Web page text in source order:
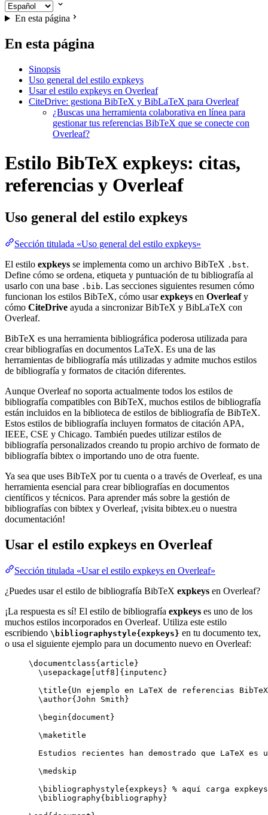
En esta página
En esta página
Sinopsis
Uso general del estilo expkeys
Usar el estilo expkeys en Overleaf
CiteDrive: gestiona BibTeX y BibLaTeX para Overleaf
¿Buscas una herramienta colaborativa en línea para
gestionar tus referencias BibTeX que se conecte con
Overleaf?
Estilo BibTeX expkeys: citas,
referencias y Overleaf
Uso general del estilo expkeys
Sección titulada «Uso general del estilo expkeys»
El estilo expkeys se implementa como un archivo BibTeX .bst.
Define cómo se ordena, etiqueta y puntuación de tu bibliografía al
usarlo con una base .bib. Las secciones siguientes resumen cómo
funcionan los estilos BibTeX, cómo usarexpkeys en Overleafy
cómo CiteDrive ayuda a sincronizar BibTeX y BibLaTeX con
Overleaf.
BibTeX es una herramienta bibliográfica poderosa utilizada para
crear bibliografías en documentos LaTeX. Es una de las
herramientas de bibliografía más utilizadas y admite muchos estilos
de bibliografía y formatos de citación diferentes.
Aunque Overleaf no soporta actualmente todos los estilos de
bibliografía compatibles con BibTeX, muchos estilos de bibliografía
están incluidos en la biblioteca de estilos de bibliografía de BibTeX.
Estos estilos de bibliografía incluyen formatos de citación APA,
IEEE, CSE y Chicago. También puedes utilizar estilos de
bibliografía personalizados creando tu propio archivo de formato de
bibliografía bibtex o importando uno de otra fuente.
Ya sea que uses BibTeX por tu cuenta o a través de Overleaf, es una
herramienta esencial para crear bibliografías en documentos
científicos y técnicos. Para aprender más sobre la gestión de
bibliografías con bibtex y Overleaf, ¡visita bibtex.eu o nuestra
documentación!
Usar el estilo expkeys en Overleaf
Sección titulada «Usar el estilo expkeys en Overleaf»
¿Puedes usar el estilo de bibliografía BibTeX expkeys en Overleaf?
¡La respuesta es sí! El estilo de bibliografía expkeys es uno de los
muchos estilos incorporados en Overleaf. Utiliza este estilo
escribiendo \bibliographystyle{expkeys} en tu documento tex,
o usa el siguiente ejemplo para un documento nuevo en Overleaf:
\documentclass{ article }
\usepackage
utf8 ]{ inputenc }
\title{Un ejemplo en LaTeX de referencias
\author{John Smith}
\begin{ document }
\maketitle
Estudios recientes han demostrado que LaTeX
\medskip
\bibliographystyle{expkeys} % aquí carga
\bibliography{bibliography}